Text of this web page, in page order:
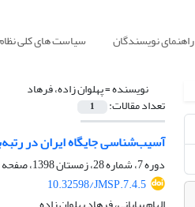
راهنمای نویسندگان سیاست های کلی
نویسنده =پهلوان زاده، فرهاد
تعداد مقالات: 1
آسیب‌شناسی جایگاه ایران در
دوره 7، شماره 28، زمستان 1398، صفحه
10.32598/JMSP.7.4.5